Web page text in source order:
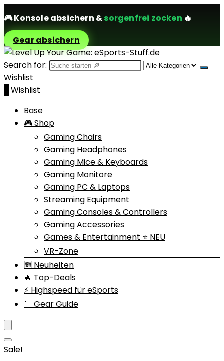
🎮Konsole absichern &sorgenfrei zocken 🔥
Gear absichern
Search for:
Wishlist
Wishlist
Base
🎮 Shop
Gaming Chairs
Gaming Headphones
Gaming Mice & Keyboards
Gaming Monitore
Gaming PC & Laptops
Streaming Equipment
Gaming Consoles & Controllers
Gaming Accessories
Games & Entertainment ⭐ NEU
VR-Zone
🆕 Neuheiten
🔥 Top-Deals
⚡ Highspeed für eSports
📘 Gear Guide
Sale!